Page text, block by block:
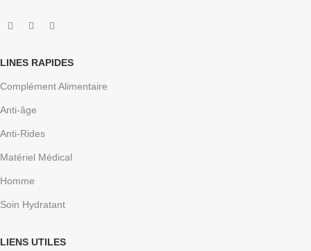
LINES RAPIDES
Complément Alimentaire
Anti-âge
Anti-Rides
Matériel Médical
Homme
Soin Hydratant
LIENS UTILES